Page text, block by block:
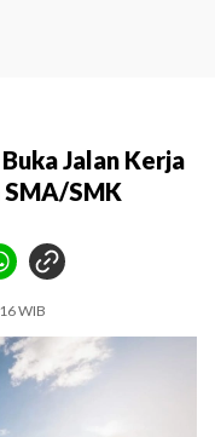
Jalan Kerja
SMA/SMK
WIB